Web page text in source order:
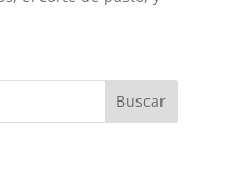
Buscar